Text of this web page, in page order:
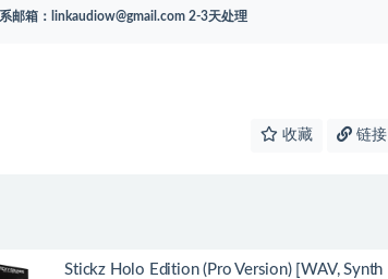
邮箱： linkaudiow@gmail.com 2-3天处理
收藏 链接
Stickz Holo Edition (Pro Version) [WAV, Synth